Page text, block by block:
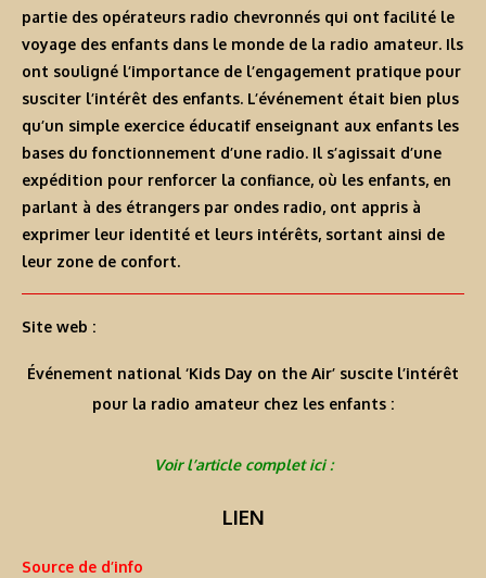
partie des opérateurs radio chevronnés qui ont facilité le
voyage des enfants dans le monde de la radio amateur. Ils
ont souligné l’importance de l’engagement pratique pour
susciter l’intérêt des enfants. L’événement était bien plus
qu’un simple exercice éducatif enseignant aux enfants les
bases du fonctionnement d’une radio. Il s’agissait d’une
expédition pour renforcer la confiance, où les enfants, en
parlant à des étrangers par ondes radio, ont appris à
exprimer leur identité et leurs intérêts, sortant ainsi de
leur zone de confort.
Site web :
Événement national ‘Kids Day on the Air’ suscite l’intérêt
pour la radio amateur chez les enfants :
Voir l’article complet ici :
LIEN
Source de d’info